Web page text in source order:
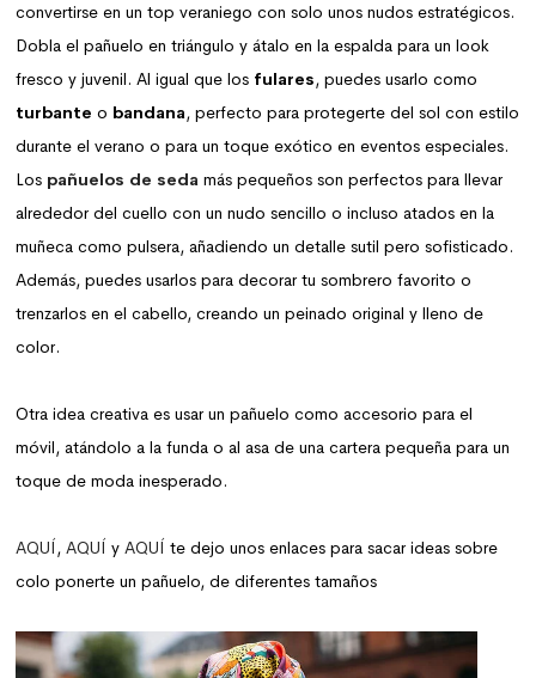
convertirse en un top veraniego con solo unos nudos estratégicos.
Dobla el pañuelo en triángulo y átalo en la espalda para un look
fresco y juvenil. Al igual que los fulares, puedes usarlo como
turbante o bandana, perfecto para protegerte del sol con estilo
durante el verano o para un toque exótico en eventos especiales.
Los pañuelos de seda más pequeños son perfectos para llevar
alrededor del cuello con un nudo sencillo o incluso atados en la
muñeca como pulsera, añadiendo un detalle sutil pero sofisticado.
Además, puedes usarlos para decorar tu sombrero favorito o
trenzarlos en el cabello, creando un peinado original y lleno de
color.
Otra idea creativa es usar un pañuelo como accesorio para el
móvil, atándolo a la funda o al asa de una cartera pequeña para un
toque de moda inesperado.
AQUÍ,AQUÍ yAQUÍ te dejo unos enlaces para sacar ideas sobre
colo ponerte un pañuelo, de diferentes tamaños